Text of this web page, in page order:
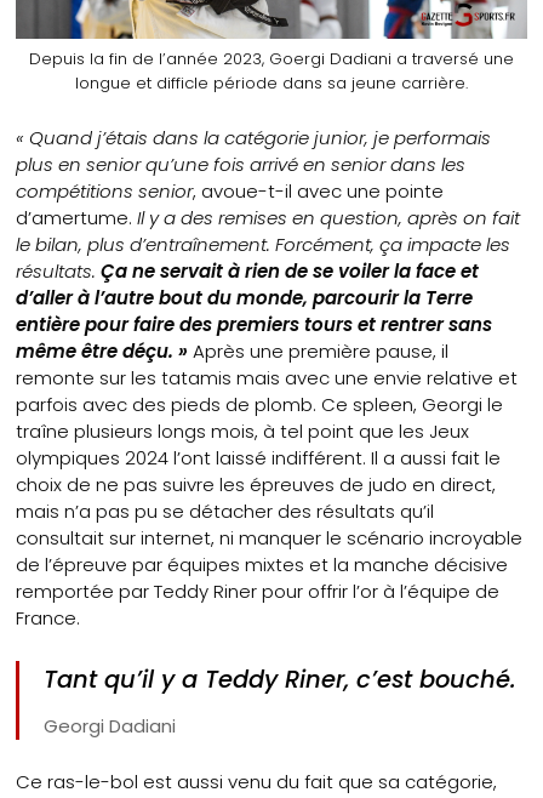
Depuis la fin de l’année 2023, Goergi Dadiani a traversé une
longue et difficle période dans sa jeune carrière.
« Quand j’étais dans la catégorie junior, je performais
plus en senior qu’une fois arrivé en senior dans les
compétitions senior, avoue-t-il avec une pointe
d’amertume.Il y a des remises en question, après on fait
le bilan, plus d’entraînement. Forcément, ça impacte les
résultats.Ça ne servait à rien de se voiler la face et
d’aller à l’autre bout du monde, parcourir la Terre
entière pour faire des premiers tours et rentrer sans
même être déçu. » Après une première pause, il
remonte sur les tatamis mais avec une envie relative et
parfois avec des pieds de plomb. Ce spleen, Georgi le
traîne plusieurs longs mois, à tel point que les Jeux
olympiques 2024 l’ont laissé indifférent. Il a aussi fait le
choix de ne pas suivre les épreuves de judo en direct,
mais n’a pas pu se détacher des résultats qu’il
consultait sur internet, ni manquer le scénario incroyable
de l’épreuve par équipes mixtes et la manche décisive
remportée par Teddy Riner pour offrir l’or à l’équipe de
France.
Tant qu’il y a Teddy Riner, c’est bouché.
Georgi Dadiani
Ce ras-le-bol est aussi venu du fait que sa catégorie,